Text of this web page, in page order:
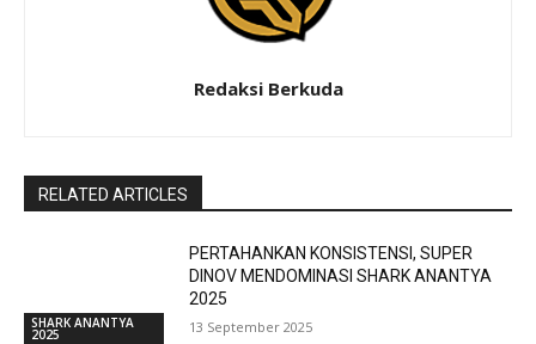
Redaksi Berkuda
RELATED ARTICLES
SHARK ANANTYA
2025
PERTAHANKAN KONSISTENSI, SUPER
DINOV MENDOMINASI SHARK ANANTYA
2025
13 September 2025